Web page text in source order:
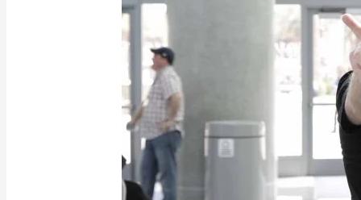
Нажимая на
Нажимая на
Нажимая на
Нажимая на